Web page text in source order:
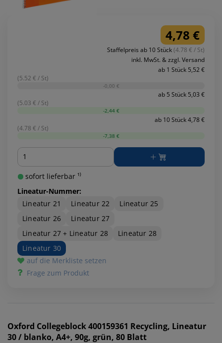
4,78 €
Staffelpreis ab 10 Stück(4.78 € / St)
inkl. MwSt. & zzgl. Versand
ab 1 Stück 5,52 €
(5.52 € / St)
-0,00 €
ab 5 Stück 5,03 €
(5.03 € / St)
-2,44 €
ab 10 Stück 4,78 €
(4.78 € / St)
-7,38 €
Menge
sofort lieferbar ¹⁾
Lineatur-Nummer:
Lineatur 21
Lineatur 22
Lineatur 25
Lineatur 26
Lineatur 27
Lineatur 27 + Lineatur 28
Lineatur 28
Lineatur 30
auf die Merkliste setzen
Frage zum Produkt
Oxford Collegeblock 400159361 Recycling, Lineatur
30 / blanko, A4+, 90g, grün, 80 Blatt